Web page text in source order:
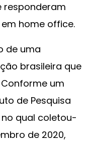
responderam
home office.
de uma
brasileira que
um
de Pesquisa
qual coletou-
de 2020,